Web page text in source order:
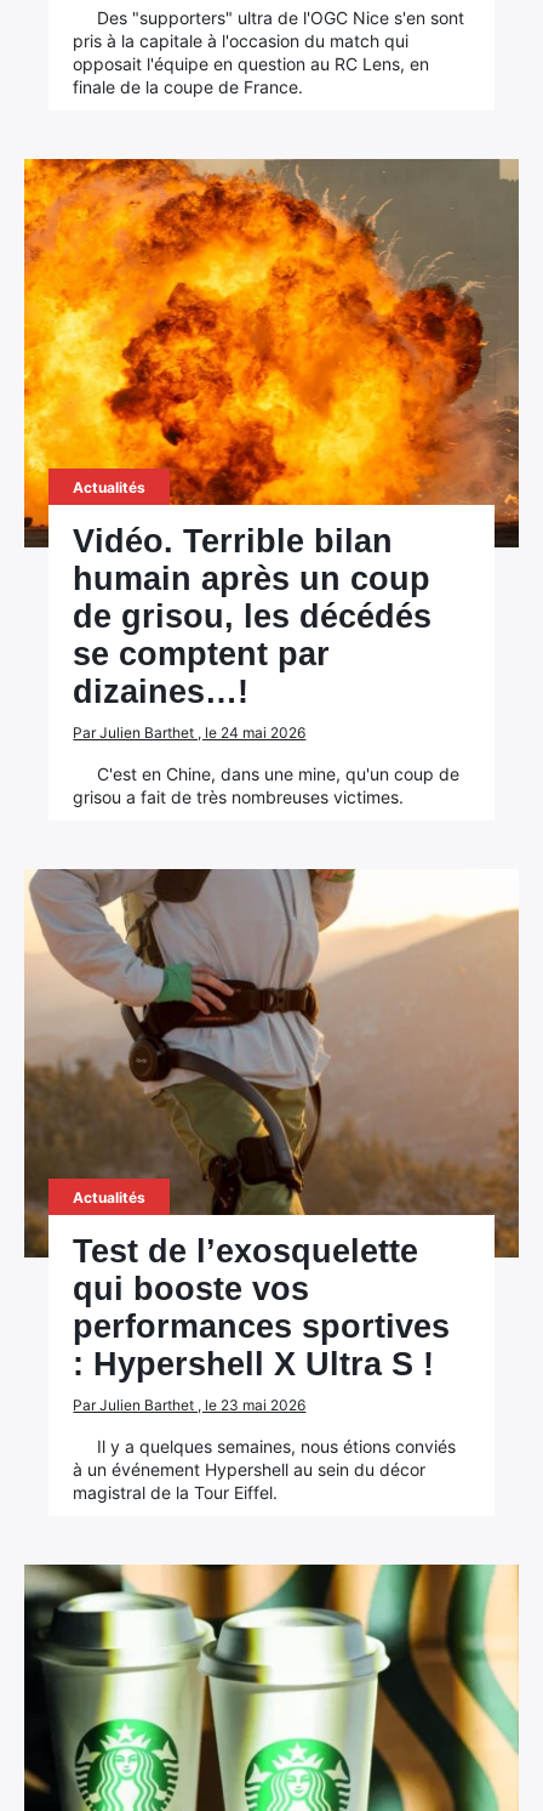
Des "supporters" ultra de l'OGC Nice s'en sont
pris à la capitale à l'occasion du match qui
opposait l'équipe en question au RC Lens, en
finale de la coupe de France.
Actualités
Vidéo. Terrible bilan
humain après un coup
de grisou, les décédés
se comptent par
dizaines…!
Par Julien Barthet , le 24 mai 2026
C'est en Chine, dans une mine, qu'un coup de
grisou a fait de très nombreuses victimes.
Actualités
Test de l’exosquelette
qui booste vos
performances sportives
: Hypershell X Ultra S !
Par Julien Barthet , le 23 mai 2026
Il y a quelques semaines, nous étions conviés
à un événement Hypershell au sein du décor
magistral de la Tour Eiffel.
Rechercher
: